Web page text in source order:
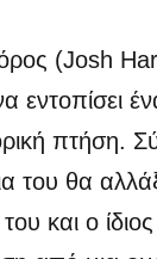
(Josh
εντοπίσει
πτήση.
του θα
και ο